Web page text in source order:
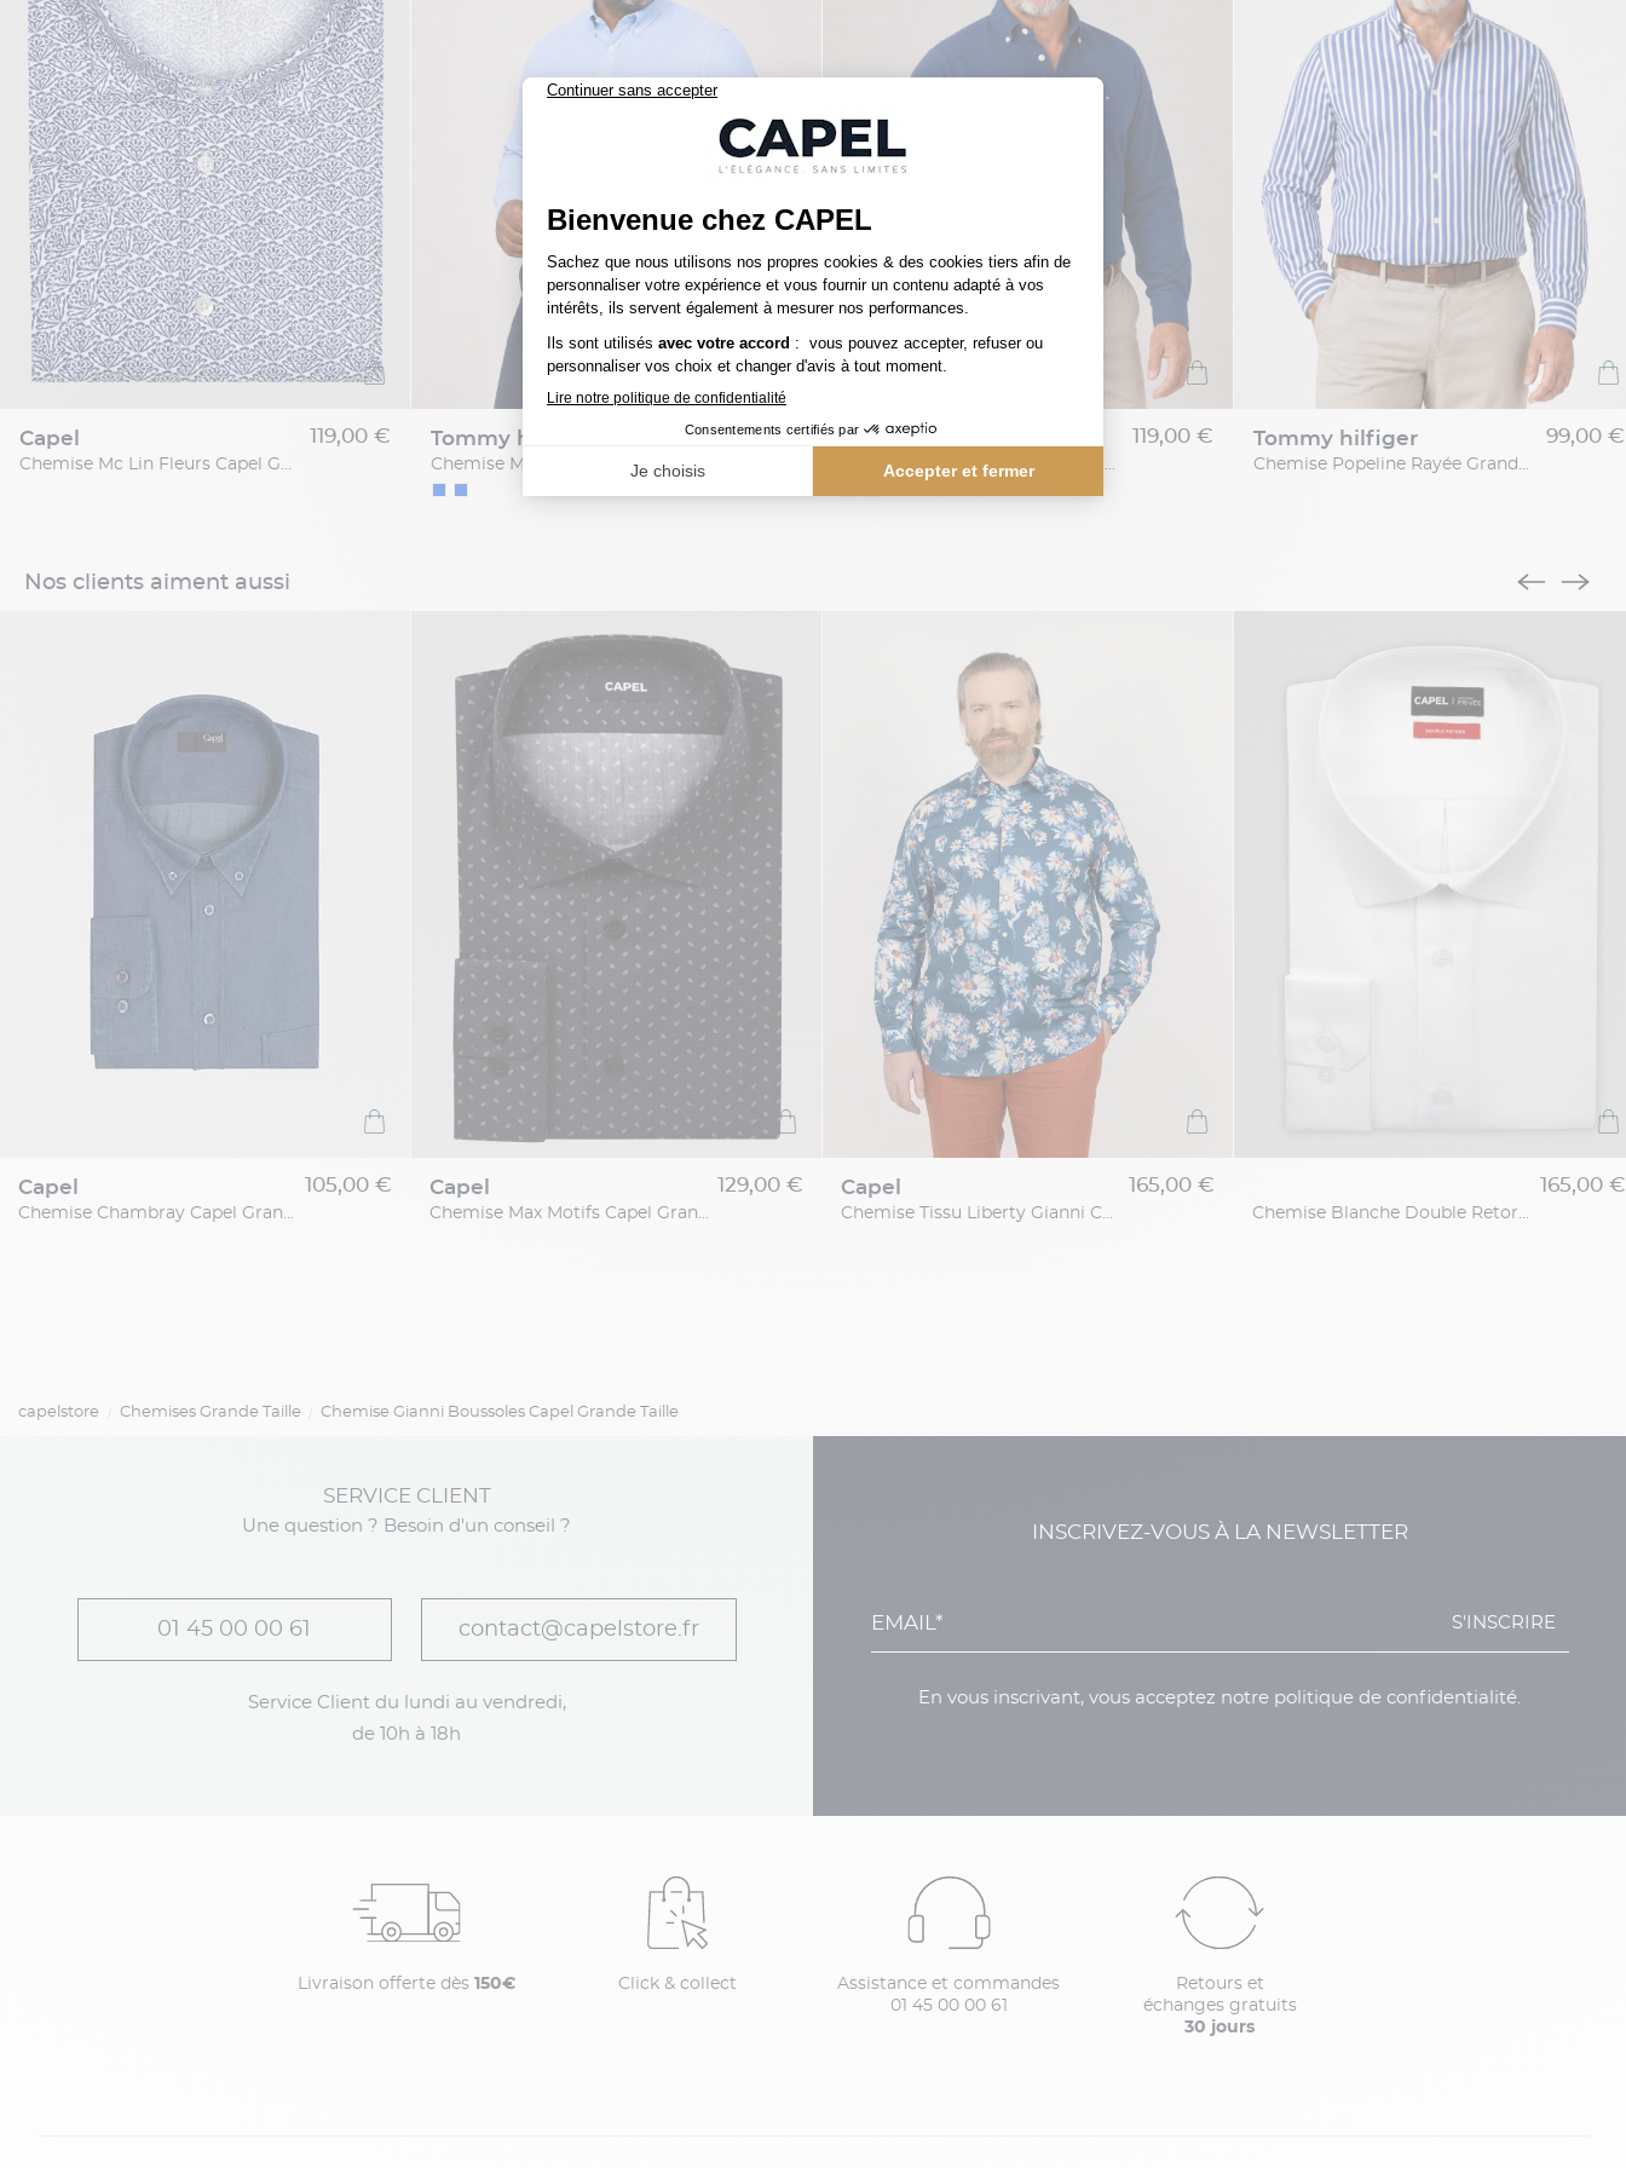
capel
Chemise Mc Lin Fleurs Capel Grande Taille
119,00 € tommy hilfiger
Chemise Maille Piquée Grande Taille Ciel
119,00 € tommy hilfiger
Chemise Maille Piquée Grande Taille Bleue
119,00 € tommy hilfiger
Chemise Popeline Rayée Grande Taille Bleue et Blanche
99,00 €
Nos clients aiment aussi
capel
Chemise Chambray Capel Grande Taille
105,00 € capel
Chemise Max Motifs Capel Grande Taille
129,00 € capel
Chemise Tissu Liberty Gianni Capel Grande Taille
165,00 €
Chemise Blanche Double Retors Collection Privée Grande Taille
165,00 €
capelstore Chemises Grande Taille Chemise Gianni Boussoles Capel Grande Taille
SERVICE CLIENT
Une question ? Besoin d'un conseil ?
01 45 00 00 61 contact@capelstore.fr
Service Client du lundi au vendredi,
de 10h à 18h
INSCRIVEZ-VOUS À LA NEWSLETTER
S'INSCRIRE
En vous inscrivant, vous acceptez notre politique de confidentialité.
Livraison offerte dès 150€ Click & collect
Assistance et commandes
01 45 00 00 61
Retours et
échanges gratuits
30 jours